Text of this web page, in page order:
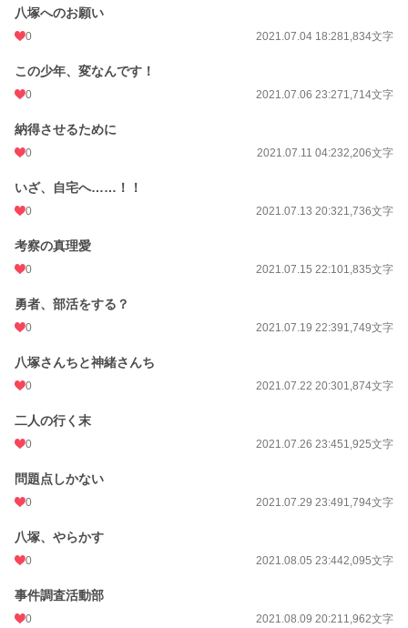
八塚へのお願い
0 2021.07.04 18:281,834文字
この少年、変なんです！
0 2021.07.06 23:271,714文字
納得させるために
0 2021.07.11 04:232,206文字
いざ、自宅へ……！！
0 2021.07.13 20:321,736文字
考察の真理愛
0 2021.07.15 22:101,835文字
勇者、部活をする？
0 2021.07.19 22:391,749文字
八塚さんちと神緒さんち
0 2021.07.22 20:301,874文字
二人の行く末
0 2021.07.26 23:451,925文字
問題点しかない
0 2021.07.29 23:491,794文字
八塚、やらかす
0 2021.08.05 23:442,095文字
事件調査活動部
0 2021.08.09 20:211,962文字